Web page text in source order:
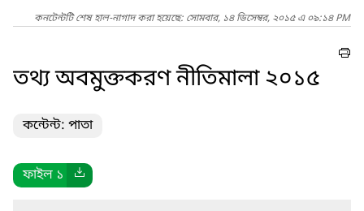
কনটেন্টটি শেষ হাল-নাগাদ করা হয়েছে: সোমবার, ১৪ ডিসেম্বর, ২০১৫ এ ০৯:১৪ PM
তথ্য অবমুক্তকরণ নীতিমালা ২০১৫
কন্টেন্ট: পাতা
ফাইল ১